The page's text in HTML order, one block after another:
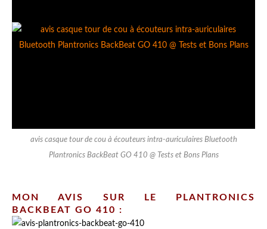
avis casque tour de cou à écouteurs intra-auriculaires Bluetooth
Plantronics BackBeat GO 410 @ Tests et Bons Plans
MON AVIS SUR LE PLANTRONICS
BACKBEAT GO 410 :